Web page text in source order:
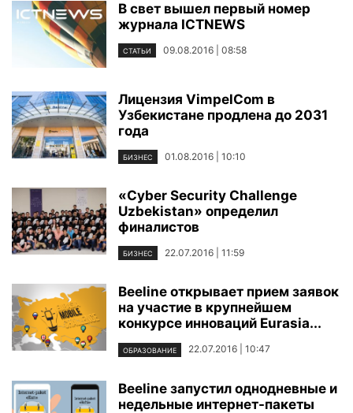
В свет вышел первый номер
журнала ICTNEWS
СТАТЬИ 09.08.2016 | 08:58
Лицензия VimpelCom в
Узбекистане продлена до 2031
года
БИЗНЕС 01.08.2016 | 10:10
«Cyber Security Challenge
Uzbekistan» определил
финалистов
БИЗНЕС 22.07.2016 | 11:59
Beeline открывает прием заявок
на участие в крупнейшем
конкурсе инноваций Eurasia...
ОБРАЗОВАНИЕ 22.07.2016 | 10:47
Beeline запустил однодневные и
недельные интернет-пакеты